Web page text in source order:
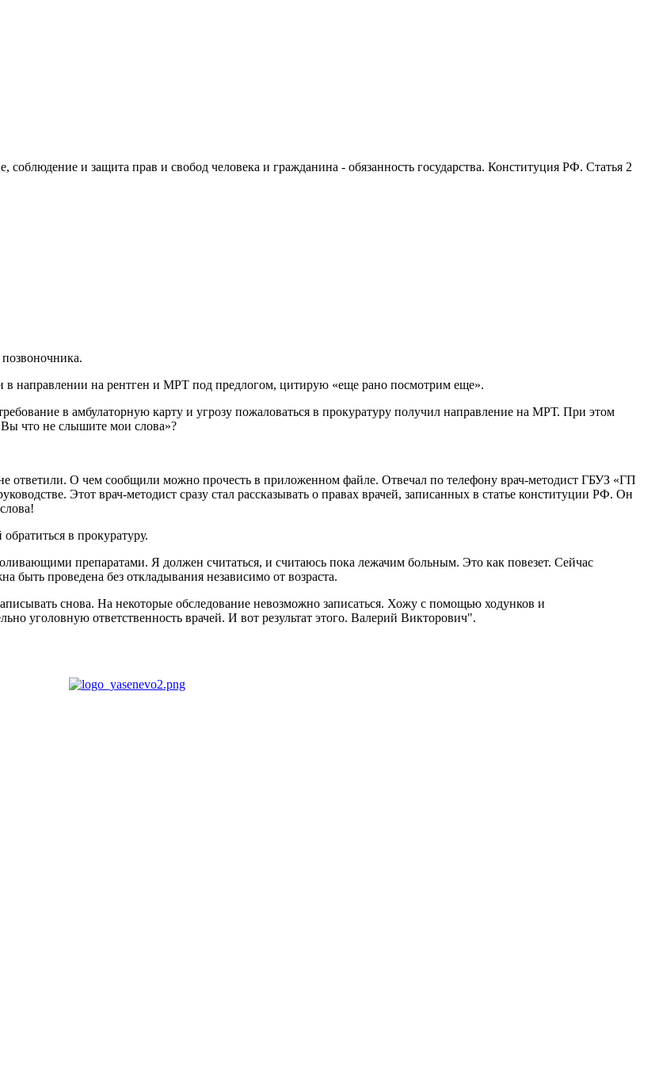
и защита прав и свобод человека и гражданина - обязанность государства. Конституция РФ. Статья 2
в направлении на рентген и МРТ под предлогом, цитирую «еще рано посмотрим еще».
в амбулаторную карту и угрозу пожаловаться в прокуратуру получил направление на МРТ. При этом
что не слышите мои слова»?
ответили. О чем сообщили можно прочесть в приложенном файле. Отвечал по телефону врач-методист ГБУЗ «ГП
Этот врач-методист сразу стал рассказывать о правах врачей, записанных в статье конституции РФ. Он
в прокуратуру.
препаратами. Я должен считаться, и считаюсь пока лежачим больным. Это как повезет. Сейчас
быть проведена без откладывания независимо от возраста.
снова. На некоторые обследование невозможно записаться. Хожу с помощью ходунков и
уголовную ответственность врачей. И вот результат этого. Валерий Викторович".